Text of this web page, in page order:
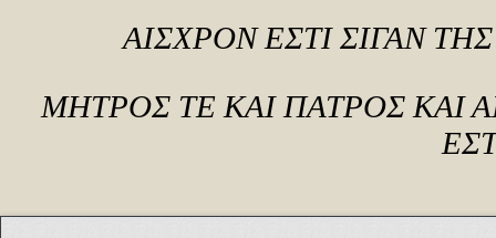
ΑΙΣΧΡΟΝ ΕΣΤΙ ΣΙΓΑΝ
ΜΗΤΡΟΣ ΤΕ ΚΑΙ ΠΑΤΡΟΣ ΚΑΙ